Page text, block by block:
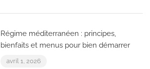
Régime méditerranéen : principes,
bienfaits et menus pour bien démarrer
avril 1, 2026